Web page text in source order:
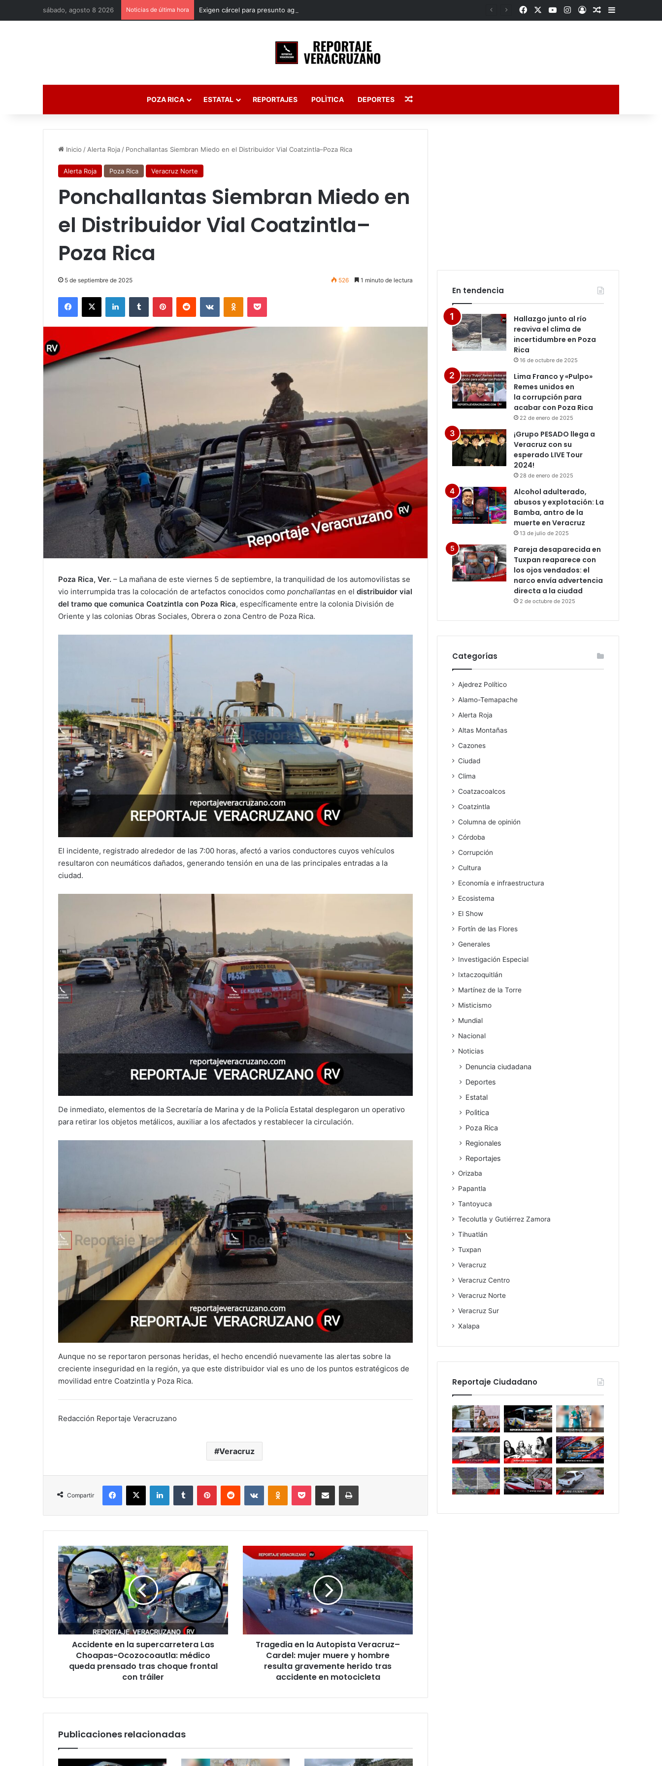
sábado, agosto 8 2026 Noticias de última hora FacebookYouTubeInstagram
AccesoPublicación al
Barra lateral
POZA RICA ESTATAL REPORTAJES POLÌTICA DEPORTES Publicación al azar
Inicio / Alerta Roja / Ponchallantas Siembran Miedo en el Distribuidor Vial Coatzintla–Poza Rica
Alerta Roja Poza Rica Veracruz Norte
Ponchallantas Siembran Miedo en
el Distribuidor Vial Coatzintla–
Poza Rica
5 de septiembre de 2025 526 1 minuto de lectura
Facebook
X LinkedInTumblr PinterestReddit VKontakteOdnoklassniki
Pocket
Poza Rica, Ver. – La mañana de este viernes 5 de septiembre, la tranquilidad de los automovilistas se
vio interrumpida tras la colocación de artefactos conocidos como ponchallantas en el distribuidor vial
del tramo que comunica Coatzintla con Poza Rica, específicamente entre la colonia División de
Oriente y las colonias Obras Sociales, Obrera o zona Centro de Poza Rica.
El incidente, registrado alrededor de las 7:00 horas, afectó a varios conductores cuyos vehículos
resultaron con neumáticos dañados, generando tensión en una de las principales entradas a la
ciudad.
De inmediato, elementos de la Secretaría de Marina y de la Policía Estatal desplegaron un operativo
para retirar los objetos metálicos, auxiliar a los afectados y restablecer la circulación.
Aunque no se reportaron personas heridas, el hecho encendió nuevamente las alertas sobre la
creciente inseguridad en la región, ya que este distribuidor vial es uno de los puntos estratégicos de
movilidad entre Coatzintla y Poza Rica.
Redacción Reportaje Veracruzano
Veracruz
Compartir
Facebook
X LinkedInTumblr PinterestReddit VKontakteOdnoklassniki
Pocket Compartir por correo electrónicoImprimir
Accidente
en
la
supercarretera
Las
Choapas-
Ocozocoautla:
médico
queda
prensado
choque
Accidente en la supercarretera Las
Choapas-Ocozocoautla: médico
queda prensado tras choque frontal
con tráiler
Tragedia
en
Autopista
Veracruz–
Cardel:
mujer
muere
y
hombre
gravemente
motocicleta
Tragedia en la Autopista Veracruz–
Cardel: mujer muere y hombre
resulta gravemente herido tras
accidente en motocicleta
Publicaciones relacionadas
En tendencia
Hallazgo junto al río
reaviva el clima de
incertidumbre en Poza
Rica
16 de octubre de 2025
Lima Franco y «Pulpo»
Remes unidos en
la corrupción para
acabar con Poza Rica
22 de enero de 2025
¡Grupo PESADO llega a
Veracruz con su
esperado LIVE Tour
2024!
28 de enero de 2025
Alcohol adulterado,
abusos y explotación: La
Bamba, antro de la
muerte en Veracruz
13 de julio de 2025
Pareja desaparecida en
Tuxpan reaparece con
los ojos vendados: el
narco envía advertencia
directa a la ciudad
2 de octubre de 2025
Categorías
Ajedrez Político
Alamo-Temapache
Alerta Roja
Altas Montañas
Cazones
Ciudad
Clima
Coatzacoalcos
Coatzintla
Columna de opinión
Córdoba
Corrupción
Cultura
Economía e infraestructura
Ecosistema
El Show
Fortín de las Flores
Generales
Investigación Especial
Ixtaczoquitlán
Martínez de la Torre
Misticismo
Mundial
Nacional
Noticias
Denuncia ciudadana
Deportes
Estatal
Polìtica
Poza Rica
Regionales
Reportajes
Orizaba
Papantla
Tantoyuca
Tecolutla y Gutiérrez Zamora
Tihuatlán
Tuxpan
Veracruz
Veracruz Centro
Veracruz Norte
Veracruz Sur
Xalapa
Reportaje Ciudadano